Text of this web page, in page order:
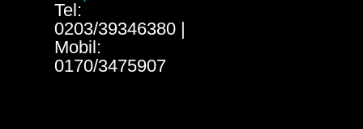
Tel:
0203/39346380 |
Mobil:
0170/3475907